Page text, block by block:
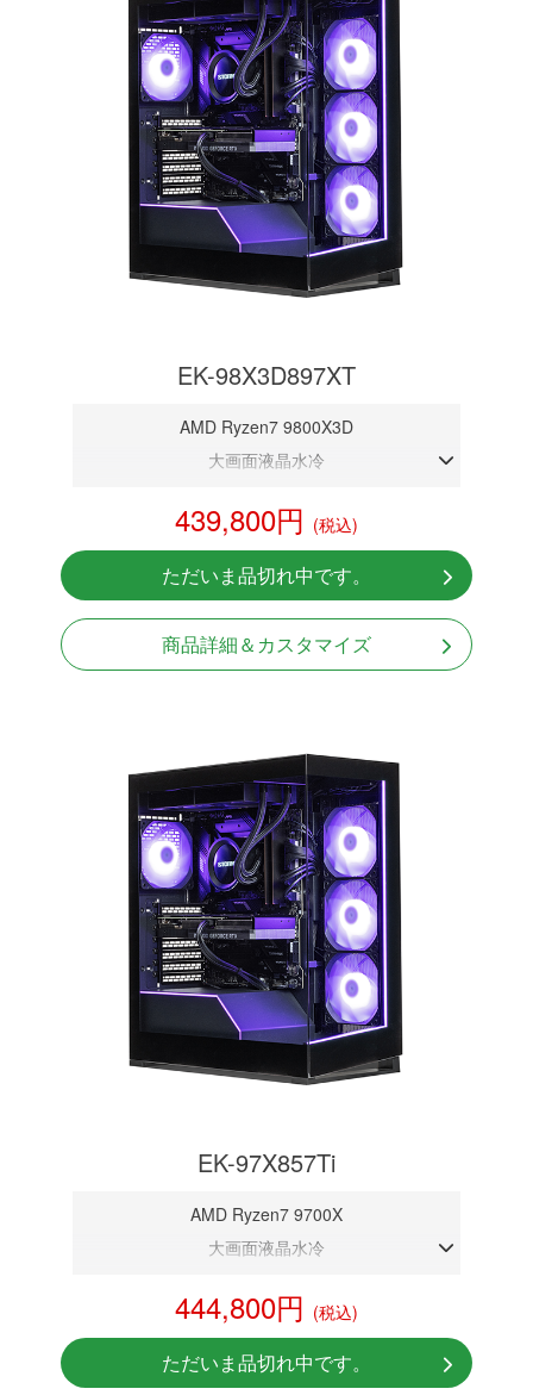
EK-98X3D897XT
AMD Ryzen7 9800X3D
大画面液晶水冷
RX9070XT 16G
NVMeSSD 1TB
無線LAN Bluetooth対応
Windows11 Home 64bit
439,800円 (税込)
ただいま品切れ中です。
商品詳細＆カスタマイズ
EK-97X857Ti
AMD Ryzen7 9700X
大画面液晶水冷
RTX 5070Ti 16GB
NVMeSSD 1TB
無線LAN Bluetooth対応
444,800円 (税込)
ただいま品切れ中です。